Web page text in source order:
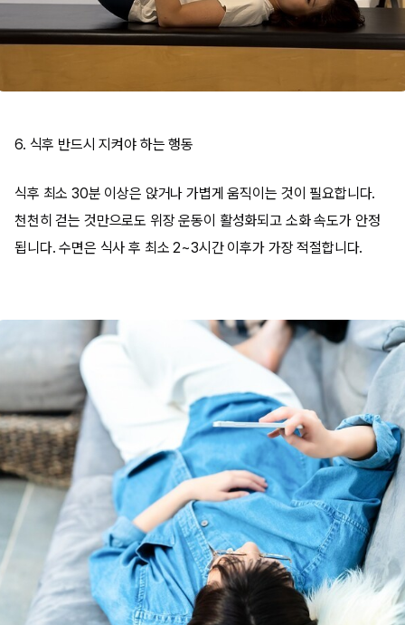
6. 식후 반드시 지켜야 하는 행동
식후 최소 30분 이상은 앉거나 가볍게 움직이는 것이 필요합니다.
천천히 걷는 것만으로도 위장 운동이 활성화되고 소화 속도가 안정
됩니다. 수면은 식사 후 최소 2~3시간 이후가 가장 적절합니다.